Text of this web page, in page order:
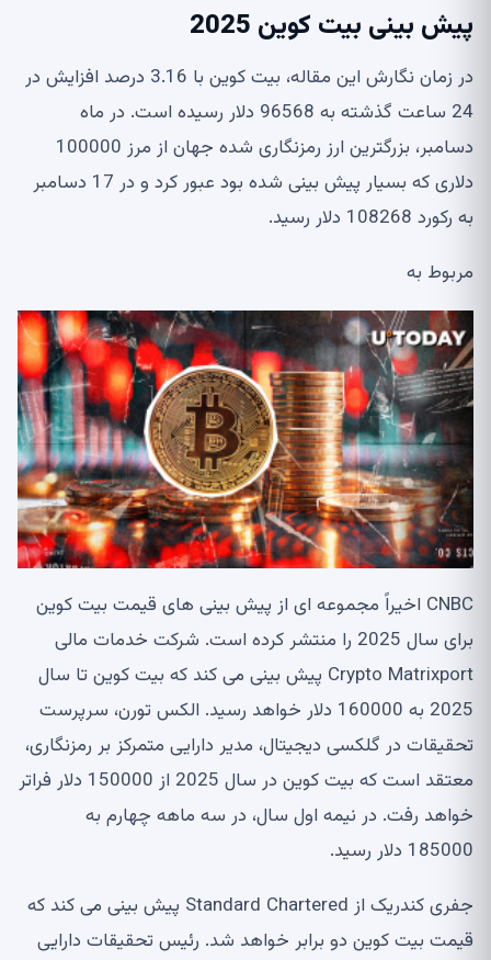
پیش بینی بیت کوین 2025
در زمان نگارش این مقاله، بیت کوین با 3.16 درصد افزایش در
24 ساعت گذشته به 96568 دلار رسیده است. در ماه
دسامبر، بزرگترین ارز رمزنگاری شده جهان از مرز 100000
دلاری که بسیار پیش بینی شده بود عبور کرد و در 17 دسامبر
به رکورد 108268 دلار رسید.
مربوط به
CNBC اخیراً مجموعه ای از پیش بینی های قیمت بیت کوین
برای سال 2025 را منتشر کرده است. شرکت خدمات مالی
Crypto Matrixport پیش بینی می کند که بیت کوین تا سال
2025 به 160000 دلار خواهد رسید. الکس تورن، سرپرست
تحقیقات در گلکسی دیجیتال، مدیر دارایی متمرکز بر رمزنگاری،
معتقد است که بیت کوین در سال 2025 از 150000 دلار فراتر
خواهد رفت. در نیمه اول سال، در سه ماهه چهارم به
185000 دلار رسید.
جفری کندریک از Standard Chartered پیش بینی می کند که
قیمت بیت کوین دو برابر خواهد شد. رئیس تحقیقات دارایی